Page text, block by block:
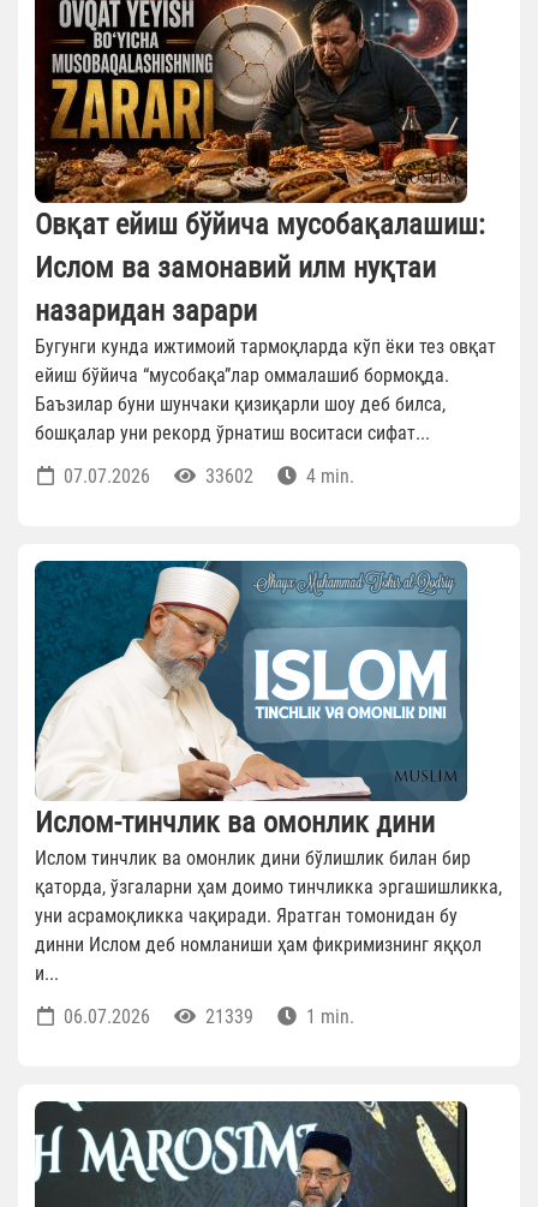
Овқат ейиш бўйича мусобақалашиш:
Ислом ва замонавий илм нуқтаи
назаридан зарари
Бугунги кунда ижтимоий тармоқларда кўп ёки тез овқат
ейиш бўйича “мусобақа”лар оммалашиб бормоқда.
Баъзилар буни шунчаки қизиқарли шоу деб билса,
бошқалар уни рекорд ўрнатиш воситаси сифат...
07.07.2026
33602 4 min.
Ислом-тинчлик ва омонлик дини
Ислом тинчлик ва омонлик дини бўлишлик билан бир
қаторда, ўзгаларни ҳам доимо тинчликка эргашишликка,
уни асрамоқликка чақиради. Яратган томонидан бу
динни Ислом деб номланиши ҳам фикримизнинг яққол
и...
06.07.2026
21339 1 min.